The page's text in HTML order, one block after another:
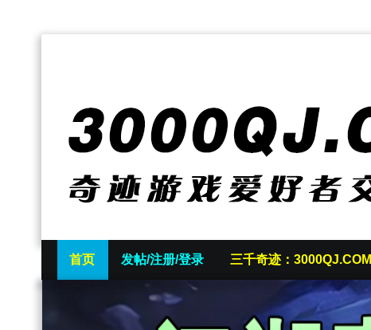
首页 发帖/注册/登录 三千奇迹：3000QJ.COM